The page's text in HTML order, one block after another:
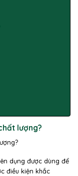
lượng?
dụng được dùng để
điều kiện khắc